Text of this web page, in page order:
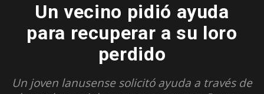
Un vecino pidió ayuda
para recuperar a su loro
perdido
Un joven lanusense solicitó ayuda a través de